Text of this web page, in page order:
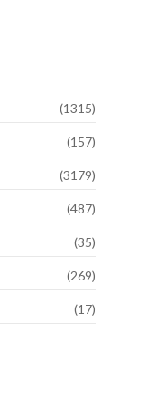
(1315)
(157)
(3179)
(487)
(35)
(269)
(17)